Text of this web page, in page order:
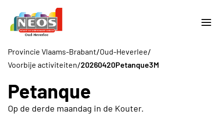
Provincie Vlaams-Brabant/Oud-Heverlee/
Voorbije activiteiten/20260420Petanque3M
Petanque
Op de derde maandag in de Kouter.